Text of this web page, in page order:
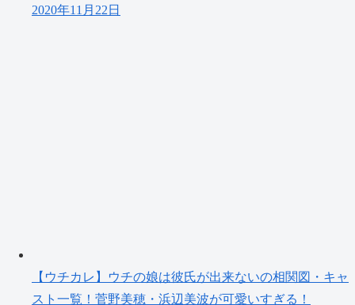
2020年11月22日
【ウチカレ】ウチの娘は彼氏が出来ないの相関図・キャ
スト一覧！菅野美穂・浜辺美波が可愛いすぎる！